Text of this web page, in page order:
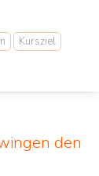
Kursziel
den